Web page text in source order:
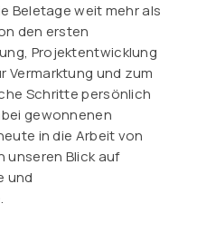
Beletage weit mehr als
den ersten
Projektentwicklung
Vermarktung und zum
Schritte persönlich
gewonnenen
in die Arbeit von
unseren Blick auf
und